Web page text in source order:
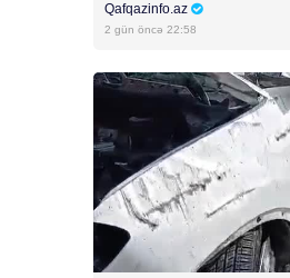
Qafqazinfo.az
2 gün öncə 22:58